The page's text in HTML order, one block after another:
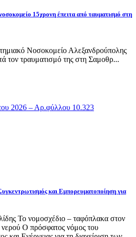
15χρονη έπειτα από ταυματισμό στη
Νοσοκομείο Αλεξανδρούπολης
τον τραυματισμό της στη Σαμοθρ...
2026 – Αρ.φύλλου 10.323
και Εμπορευματοποίηση για
Το νομοσχέδιο – ταφόπλακα στον
νερού Ο πρόσφατος νόμος του